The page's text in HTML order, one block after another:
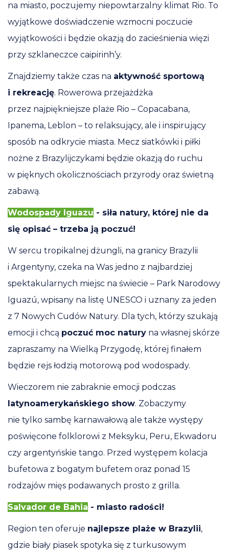
na miasto, poczujemy niepowtarzalny klimat Rio. To
wyjątkowe doświadczenie wzmocni poczucie
wyjątkowości i będzie okazją do zacieśnienia więzi
przy szklaneczce caipirinh’y.
Znajdziemy także czas na aktywność sportową
i rekreację. Rowerowa przejażdżka
przez najpiękniejsze plaże Rio – Copacabana,
Ipanema, Leblon – to relaksujący, ale i inspirujący
sposób na odkrycie miasta. Mecz siatkówki i piłki
nożne z Brazylijczykami będzie okazją do ruchu
w pięknych okolicznościach przyrody oraz świetną
zabawą.
Wodospady Iguazu - siła natury, której nie da
się opisać – trzeba ją poczuć!
W sercu tropikalnej dżungli, na granicy Brazylii
i Argentyny, czeka na Was jedno z najbardziej
spektakularnych miejsc na świecie – Park Narodowy
Iguazú, wpisany na listę UNESCO i uznany za jeden
z 7 Nowych Cudów Natury. Dla tych, którzy szukają
emocji i chcą poczuć moc natury na własnej skórze
zapraszamy na Wielką Przygodę, której finałem
będzie rejs łodzią motorową pod wodospady.
Wieczorem nie zabraknie emocji podczas
latynoamerykańskiego show. Zobaczymy
nie tylko sambę karnawałową ale także występy
poświęcone folklorowi z Meksyku, Peru, Ekwadoru
czy argentyńskie tango. Przed występem kolacja
bufetowa z bogatym bufetem oraz ponad 15
rodzajów mięs podawanych prosto z grilla.
Salvador de Bahia - miasto radości!
Region ten oferuje najlepsze plaże w Brazylii,
gdzie biały piasek spotyka się z turkusowym